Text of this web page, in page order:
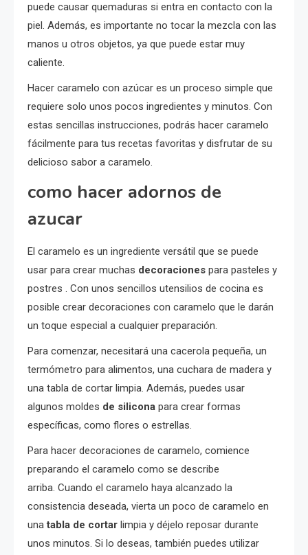
puede causar quemaduras si entra en contacto con la
piel. Además, es importante no tocar la mezcla con las
manos u otros objetos, ya que puede estar muy
caliente.
Hacer caramelo con azúcar es un proceso simple que
requiere solo unos pocos ingredientes y minutos. Con
estas sencillas instrucciones, podrás hacer caramelo
fácilmente para tus recetas favoritas y disfrutar de su
delicioso sabor a caramelo.
como hacer adornos de
azucar
El caramelo es un ingrediente versátil que se puede
usar para crear muchas decoraciones para pasteles y
postres . Con unos sencillos utensilios de cocina es
posible crear decoraciones con caramelo que le darán
un toque especial a cualquier preparación.
Para comenzar, necesitará una cacerola pequeña, un
termómetro para alimentos, una cuchara de madera y
una tabla de cortar limpia. Además, puedes usar
algunos moldes de silicona para crear formas
específicas, como flores o estrellas.
Para hacer decoraciones de caramelo, comience
preparando el caramelo como se describe
arriba. Cuando el caramelo haya alcanzado la
consistencia deseada, vierta un poco de caramelo en
unatabla de cortar limpia y déjelo reposar durante
unos minutos. Si lo deseas, también puedes utilizar